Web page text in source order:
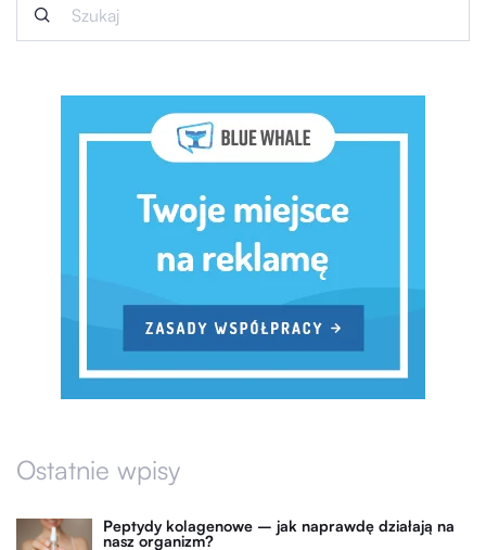
Ostatnie wpisy
Peptydy kolagenowe – jak naprawdę działają na
nasz organizm?